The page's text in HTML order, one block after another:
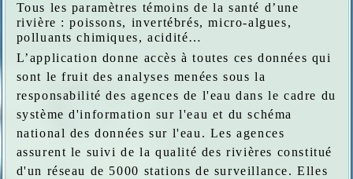
Tous les paramètres témoins de la santé d’une
rivière : poissons, invertébrés, micro-algues,
polluants chimiques, acidité…
L’application donne accès à toutes ces données qui
sont le fruit des analyses menées sous la
responsabilité des agences de l'eau dans le cadre du
système d'information sur l'eau et du schéma
national des données sur l'eau. Les agences
assurent le suivi de la qualité des rivières constitué
d'un réseau de 5000 stations de surveillance. Elles